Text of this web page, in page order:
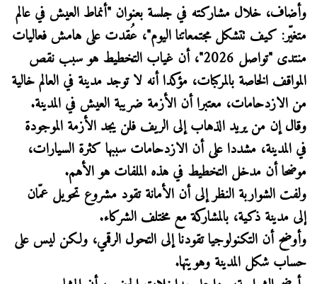
وأضاف، خلال مشاركته في جلسة بعنوان "أنماط العيش في عالم
متغيّر: كيف تتشكل مجتمعاتنا اليوم"، عُقدت على هامش فعاليات
منتدى "تواصل 2026"، أن غياب التخطيط هو سبب نقص
المواقف الخاصة بالمركبات، مؤكدا أنه لا توجد مدينة في العالم خالية
من الازدحامات، معتبرا أن الأزمة ضريبة العيش في المدينة.
وقال إن من يريد الذهاب إلى الريف فلن يجد الأزمة الموجودة
في المدينة، مشددا على أن الازدحامات سببها كثرة السيارات،
موضحا أن مدخل التخطيط في هذه الملفات هو الأهم.
ولفت الشواربة النظر إلى أن الأمانة تقود مشروع تحويل عمّان
إلى مدينة ذكية، بالمشاركة مع مختلف الشركاء.
وأوضح أن التكنولوجيا تقودنا إلى التحول الرقمي، ولكن ليس على
حساب شكل المدينة وهويتها.